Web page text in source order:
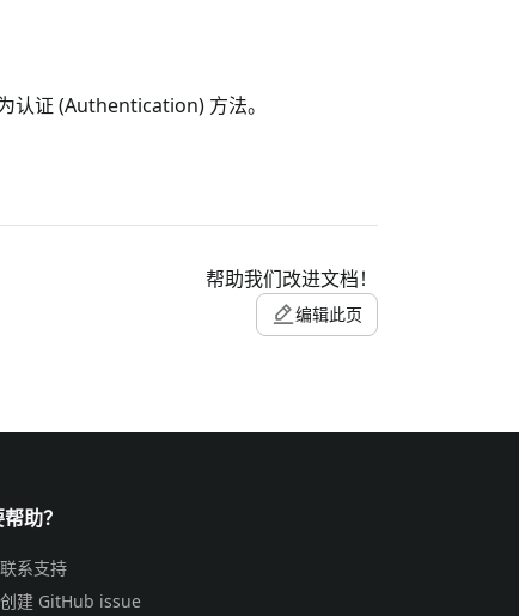
认证 (Authentication) 方法。
帮助我们改进文档！
编辑此页
助？
联系支持
创建 GitHub issue